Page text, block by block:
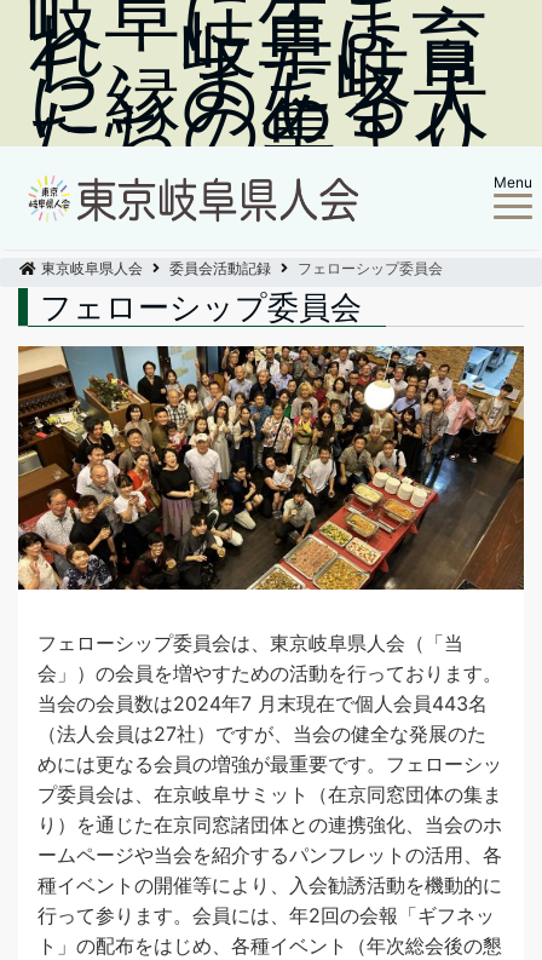
れ、岐阜に育
ち、また岐阜
に縁のある人
たちの集まり
Menu
東京岐阜県人会 委員会活動記録 フェローシップ委員会
フェローシップ委員会
フェローシップ委員会は、東京岐阜県人会（「当
会」）の会員を増やすための活動を行っております。
当会の会員数は2024年7 月末現在で個人会員443名
（法人会員は27社）ですが、当会の健全な発展のた
めには更なる会員の増強が最重要です。フェローシッ
プ委員会は、在京岐阜サミット（在京同窓団体の集ま
り）を通じた在京同窓諸団体との連携強化、当会のホ
ームページや当会を紹介するパンフレットの活用、各
種イベントの開催等により、入会勧誘活動を機動的に
行って参ります。会員には、年2回の会報「ギフネッ
ト」の配布をはじめ、各種イベント（年次総会後の懇